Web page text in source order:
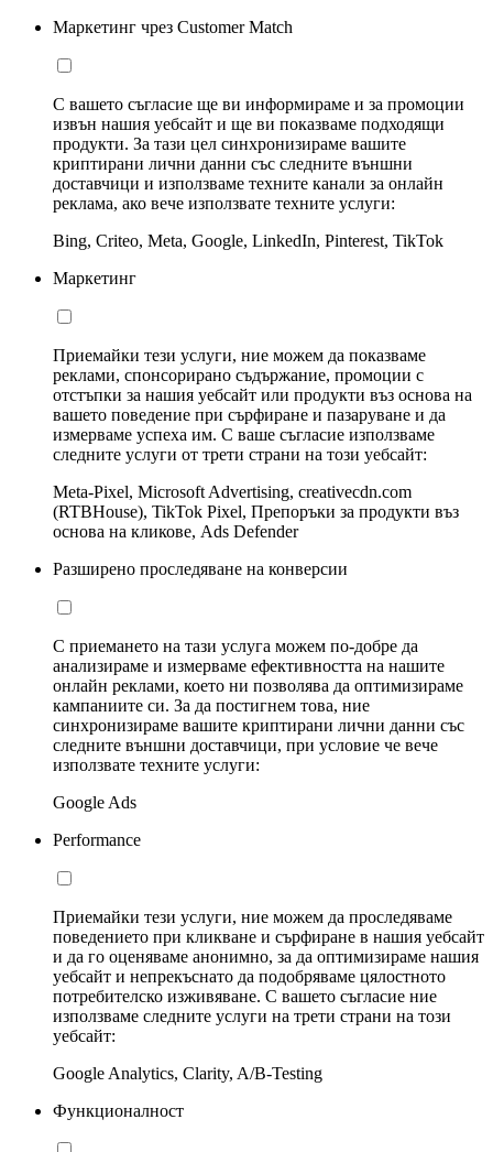
Маркетинг чрез Customer Match
С вашето съгласие ще ви информираме и за промоции
извън нашия уебсайт и ще ви показваме подходящи
продукти. За тази цел синхронизираме вашите
криптирани лични данни със следните външни
доставчици и използваме техните канали за онлайн
реклама, ако вече използвате техните услуги:
Bing, Criteo, Meta, Google, LinkedIn, Pinterest, TikTok
Маркетинг
Приемайки тези услуги, ние можем да показваме
реклами, спонсорирано съдържание, промоции с
отстъпки за нашия уебсайт или продукти въз основа на
вашето поведение при сърфиране и пазаруване и да
измерваме успеха им. С ваше съгласие използваме
следните услуги от трети страни на този уебсайт:
Meta-Pixel, Microsoft Advertising, creativecdn.com
(RTBHouse), TikTok Pixel, Препоръки за продукти въз
основа на кликове, Ads Defender
Разширено проследяване на конверсии
С приемането на тази услуга можем по-добре да
анализираме и измерваме ефективността на нашите
онлайн реклами, което ни позволява да оптимизираме
кампаниите си. За да постигнем това, ние
синхронизираме вашите криптирани лични данни със
следните външни доставчици, при условие че вече
използвате техните услуги:
Google Ads
Performance
Приемайки тези услуги, ние можем да проследяваме
поведението при кликване и сърфиране в нашия уебсайт
и да го оценяваме анонимно, за да оптимизираме нашия
уебсайт и непрекъснато да подобряваме цялостното
потребителско изживяване. С вашето съгласие ние
използваме следните услуги на трети страни на този
уебсайт:
Google Analytics, Clarity, A/B-Testing
Функционалност